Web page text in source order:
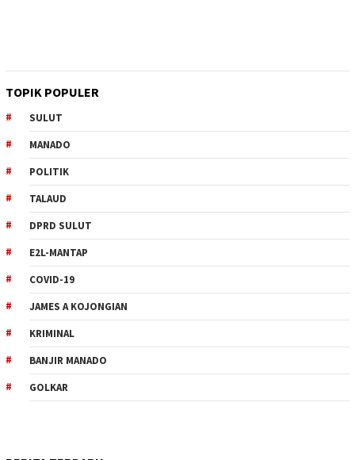
TOPIK POPULER
SULUT
MANADO
POLITIK
TALAUD
DPRD SULUT
E2L-MANTAP
COVID-19
JAMES A KOJONGIAN
KRIMINAL
BANJIR MANADO
GOLKAR